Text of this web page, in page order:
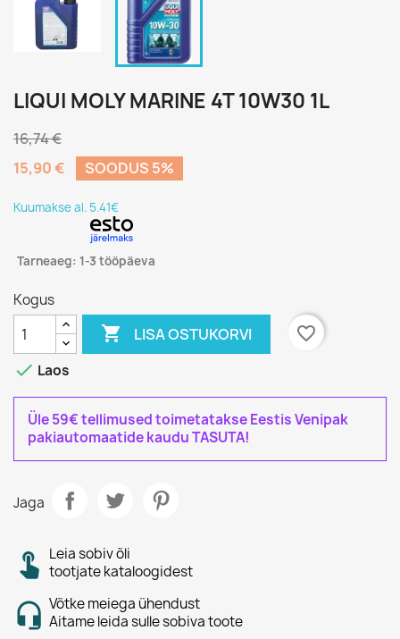
LIQUI MOLY MARINE 4T 10W30 1L
16,74 €
15,90 €
SOODUS 5%
Kuumakse al. 5.41€
Tarneaeg: 1-3 tööpäeva
Kogus
 LISA OSTUKORVI
favorite_border
 Laos
Üle 59€ tellimused toimetatakse Eestis Venipak
pakiautomaatide kaudu TASUTA!
Jaga
Leia sobiv õli
tootjate kataloogidest
Võtke meiega ühendust
Aitame leida sulle sobiva toote